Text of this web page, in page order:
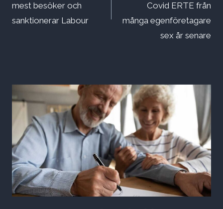
mest besöker och
sanktionerar Labour
Covid ERTE från
många egenföretagare
sex år senare